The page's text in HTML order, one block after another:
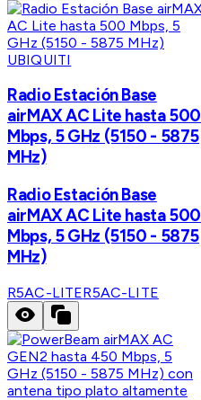
UBIQUITI
Radio Estación Base
airMAX AC Lite hasta 500
Mbps, 5 GHz (5150 - 5875
MHz)
Radio Estación Base
airMAX AC Lite hasta 500
Mbps, 5 GHz (5150 - 5875
MHz)
R5AC-LITER5AC-LITE